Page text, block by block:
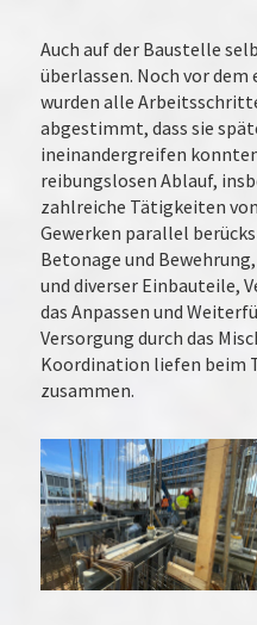
Auch auf der Baustelle
überlassen. Noch vor
wurden alle
abgestimmt, dass sie
ineinandergreifen
reibungslosen Ablauf,
zahlreiche Tätigkeiten
Gewerken parallel
Betonage und
und diverser Einbauteile,
das Anpassen und
Versorgung durch das
Koordination liefen beim
zusammen.